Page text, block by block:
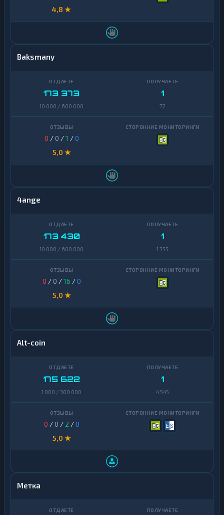
4,8 ★
Baksmany
173 373
10 000 / 600 000
1
72
0 / 0 /1 /0
5,0 ★
4ange
173 430
10 000 / 600 000
1
1 355
0 / 0 /16 /0
5,0 ★
Alt-coin
175 622
1 000 / 300 000
1
4 545
0 / 0 / 2 /0
5,0 ★
Метка